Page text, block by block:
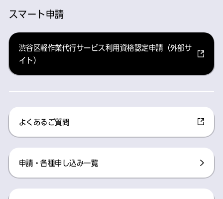
スマート申請
渋谷区軽作業代行サービス利用資格認定申請（外部サ
イト）
よくあるご質問
申請・各種申し込み一覧